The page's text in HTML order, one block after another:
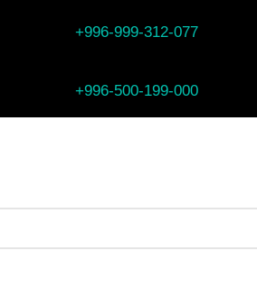
+996-999-312-077
+996-500-199-000